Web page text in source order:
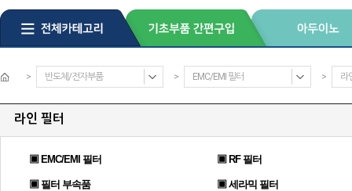
> 반도체/전자부품 > EMC/EMI 필터 > 라
라인 필터
▣ EMC/EMI 필터 ▣ RF 필터
▣ 필터 부속품 ▣ 세라믹 필터